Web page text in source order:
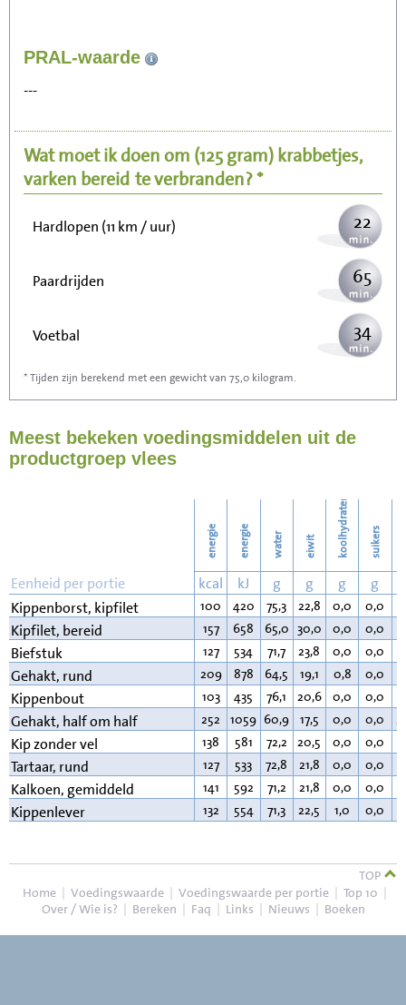
PRAL-waarde
---
Wat moet ik doen om (125 gram)krabbetjes,
varken bereid te verbranden? *
Zitten, tv kijken
Wandelen (5 km/uur) 57
Hardlopen (11 km / uur) 22
Paardrijden 65
Voetbal 34
Stofzuigen
Strijken 112
129
* Tijden zijn berekend met een gewicht van 75,0 kilogram.
Meest bekeken voedingsmiddelen uit de
productgroep vlees
energie energie water eiwit koolhydraten suikers
Eenheid per portie kcal kJ g g g g
Kippenborst, kipfilet
100 420 75,3 22,8 0,0 0,0
Kipfilet, bereid 157 658 65,0 30,0 0,0 0,0
Biefstuk 127 534 71,7 23,8 0,0 0,0
Gehakt, rund 209 878 64,5 19,1 0,8 0,0
Kippenbout 103 435 76,1 20,6 0,0 0,0
Gehakt, half om half 252 1059 60,9 17,5 0,0 0,0
Kip zonder vel 138 581 72,2 20,5 0,0 0,0
Tartaar, rund 127 533 72,8 21,8 0,0 0,0
Kalkoen, gemiddeld 141 592 71,2 21,8 0,0 0,0
Kippenlever 132 554 71,3 22,5 1,0 0,0
TOP
Home | Voedingswaarde | Voedingswaarde per portie | Top 10 |
Over / Wie is? | Bereken | Faq | Links | Nieuws | Boeken